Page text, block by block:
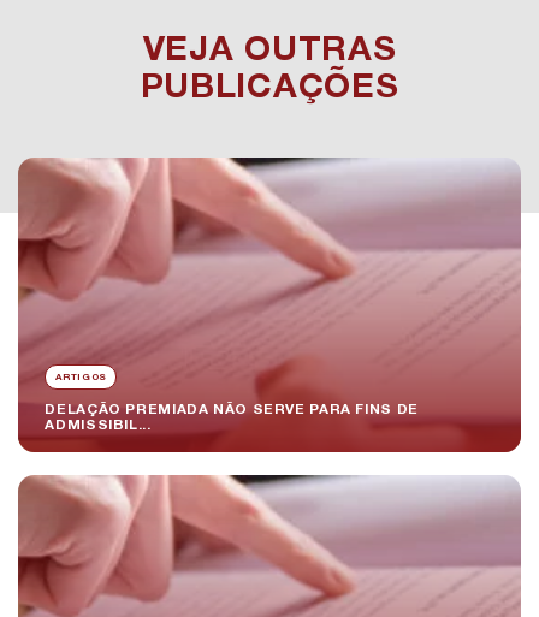
VEJA OUTRAS
PUBLICAÇÕES
ARTIGOS
DELAÇÃO PREMIADA NÃO SERVE PARA FINS DE
ADMISSIBIL...